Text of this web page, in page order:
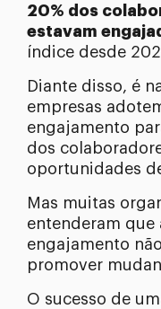
20% dos
estavam
índice desde
Diante disso, é
empresas
engajamento
dos
oportunidades
Mas muitas
entenderam que
engajamento
promover
O sucesso de